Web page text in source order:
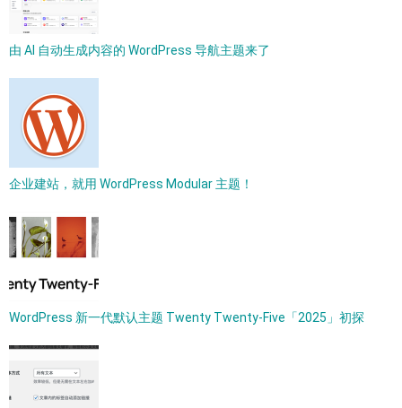
由 AI 自动生成内容的 WordPress 导航主题来了
企业建站，就用 WordPress Modular 主题！
WordPress 新一代默认主题 Twenty Twenty-Five「2025」初探